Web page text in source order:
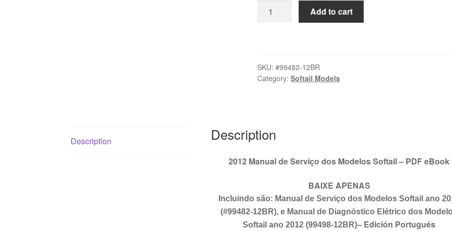
2012
Modelos
Softail
Add to cart
SKU:#99482-12BR
Category:Softail Models
Description Description
2012 Manual de Serviço dos Modelos Softail – PDF eBook
BAIXE APENAS
Incluindo são: Manual de Serviço dos Modelos Softail ano
(#99482-12BR), e Manual de Diagnóstico Elétrico dos
Softail ano 2012 (99498-12BR)– Edición Portugués